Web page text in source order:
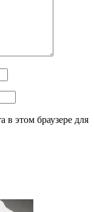
в этом браузере для